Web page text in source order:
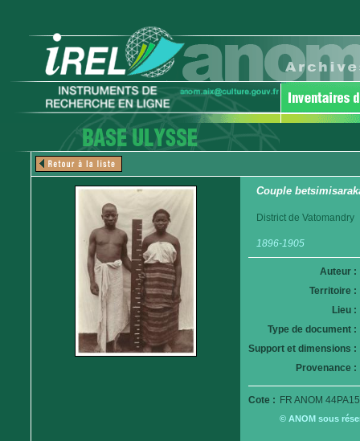
Couple
District de Vatomandry
1896-1905
Auteur :
Territoire :
Lieu :
Type de document :
Support et dimensions :
Provenance :
Cote : FR ANOM
© ANOM sous